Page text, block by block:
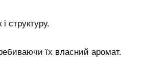
структуру.
їх власний аромат.